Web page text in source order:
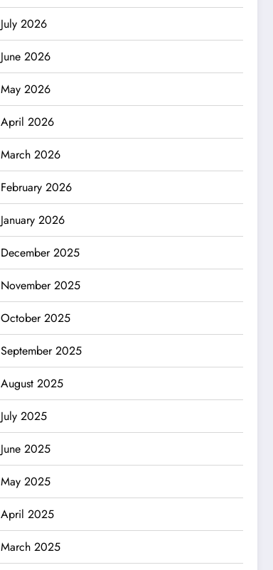
July 2026
June 2026
May 2026
April 2026
March 2026
February 2026
January 2026
December 2025
November 2025
October 2025
September 2025
August 2025
July 2025
June 2025
May 2025
April 2025
March 2025